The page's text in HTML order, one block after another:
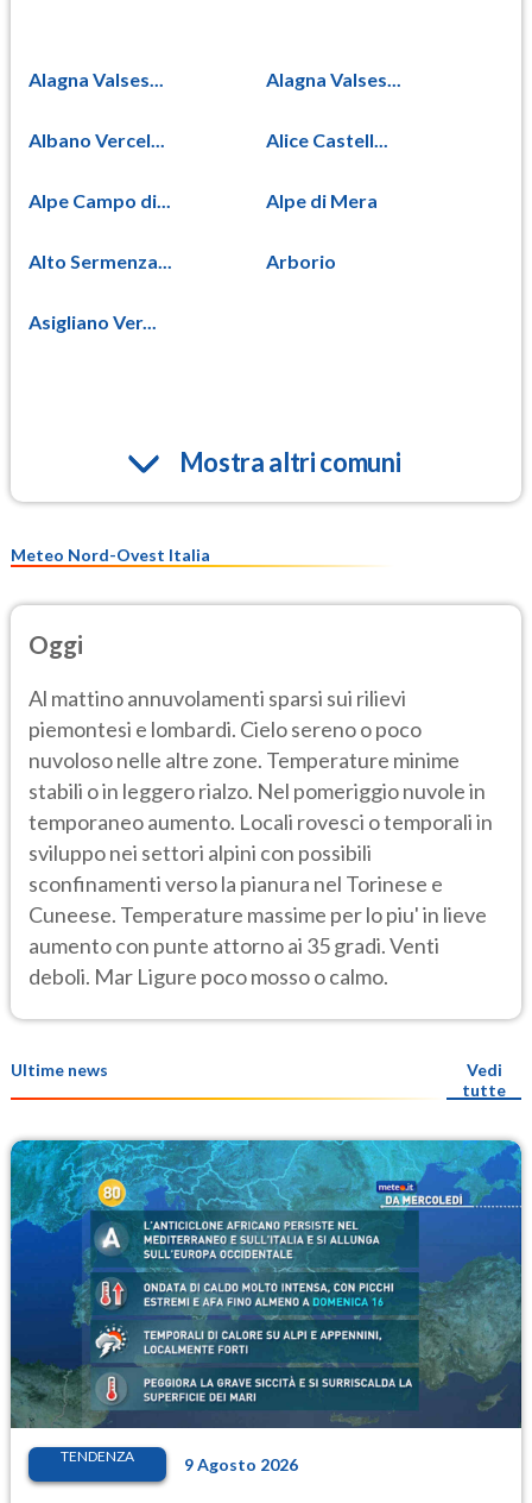
Alagna Valses... Alagna Valses...
Albano Vercel... Alice Castell...
Alpe Campo di... Alpe di Mera
Alto Sermenza... Arborio
Asigliano Ver...
Mostra altri comuni
Meteo Nord-Ovest Italia
Oggi
Al mattino annuvolamenti sparsi sui rilievi
piemontesi e lombardi. Cielo sereno o poco
nuvoloso nelle altre zone. Temperature minime
stabili o in leggero rialzo. Nel pomeriggio nuvole in
temporaneo aumento. Locali rovesci o temporali in
sviluppo nei settori alpini con possibili
sconfinamenti verso la pianura nel Torinese e
Cuneese. Temperature massime per lo piu' in lieve
aumento con punte attorno ai 35 gradi. Venti
deboli. Mar Ligure poco mosso o calmo.
Ultime news
Vedi
tutte
TENDENZA 9 Agosto 2026